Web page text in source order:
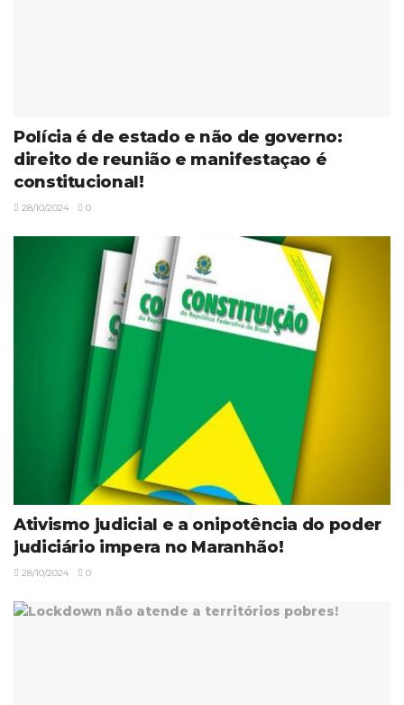
Polícia é de estado e não de governo:
direito de reunião e manifestaçao é
constitucional!
28/10/2024 0
Ativismo judicial e a onipotência do poder
judiciário impera no Maranhão!
28/10/2024 0